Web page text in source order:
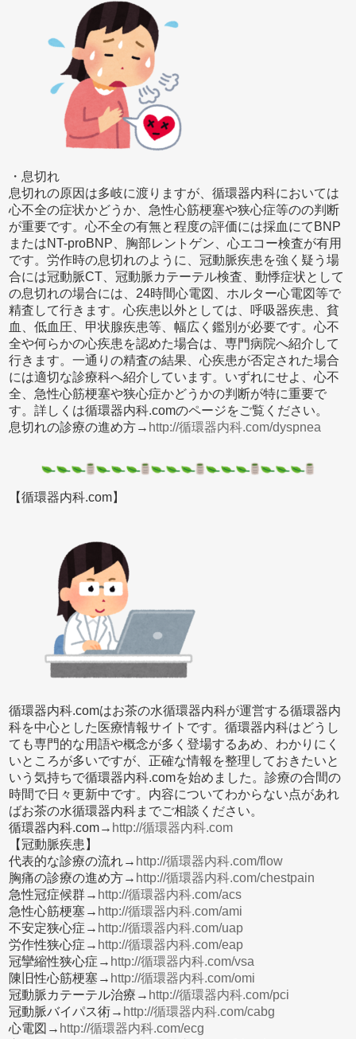
・息切れ
息切れの原因は多岐に渡りますが、循環器内科においては
心不全の症状かどうか、急性心筋梗塞や狭心症等のの判断
が重要です。心不全の有無と程度の評価には採血にてBNP
またはNT-proBNP、胸部レントゲン、心エコー検査が有用
です。労作時の息切れのように、冠動脈疾患を強く疑う場
合には冠動脈CT、冠動脈カテーテル検査、動悸症状として
の息切れの場合には、24時間心電図、ホルター心電図等で
精査して行きます。心疾患以外としては、呼吸器疾患、貧
血、低血圧、甲状腺疾患等、幅広く鑑別が必要です。心不
全や何らかの心疾患を認めた場合は、専門病院へ紹介して
行きます。一通りの精査の結果、心疾患が否定された場合
には適切な診療科へ紹介しています。いずれにせよ、心不
全、急性心筋梗塞や狭心症かどうかの判断が特に重要で
す。詳しくは循環器内科.comのページをご覧ください。
息切れの診療の進め方→ http://循環器内科.com/dyspnea
【循環器内科.com】
循環器内科.comはお茶の水循環器内科が運営する循環器内
科を中心とした医療情報サイトです。循環器内科はどうし
ても専門的な用語や概念が多く登場するあめ、わかりにく
いところが多いですが、正確な情報を整理しておきたいと
いう気持ちで循環器内科.comを始めました。診療の合間の
時間で日々更新中です。内容についてわからない点があれ
ばお茶の水循環器内科までご相談ください。
循環器内科.com→ http://循環器内科.com
【冠動脈疾患】
代表的な診療の流れ→ http://循環器内科.com/flow
胸痛の診療の進め方→ http://循環器内科.com/chestpain
急性冠症候群→ http://循環器内科.com/acs
急性心筋梗塞→ http://循環器内科.com/ami
不安定狭心症→ http://循環器内科.com/uap
労作性狭心症→ http://循環器内科.com/eap
冠攣縮性狭心症→ http://循環器内科.com/vsa
陳旧性心筋梗塞→ http://循環器内科.com/omi
冠動脈カテーテル治療→ http://循環器内科.com/pci
冠動脈バイパス術→ http://循環器内科.com/cabg
心電図→ http://循環器内科.com/ecg